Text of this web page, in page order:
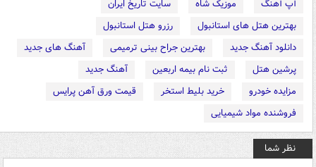
آپ آهنگ موزیک شاه
سایت تاریخ ایران
بهترین هتل های استانبول
رزرو هتل استانبول
دانلود آهنگ جدید
بهترین جراح بینی ترمیمی
آهنگ های جدید
پرشین هتل
ثبت نام بیمه اربعین
آهنگ جدید
مزایده خودرو
خرید بلیط استخر
قیمت ورق آهن پرایس
فروشنده مواد شیمیایی
نظر شما